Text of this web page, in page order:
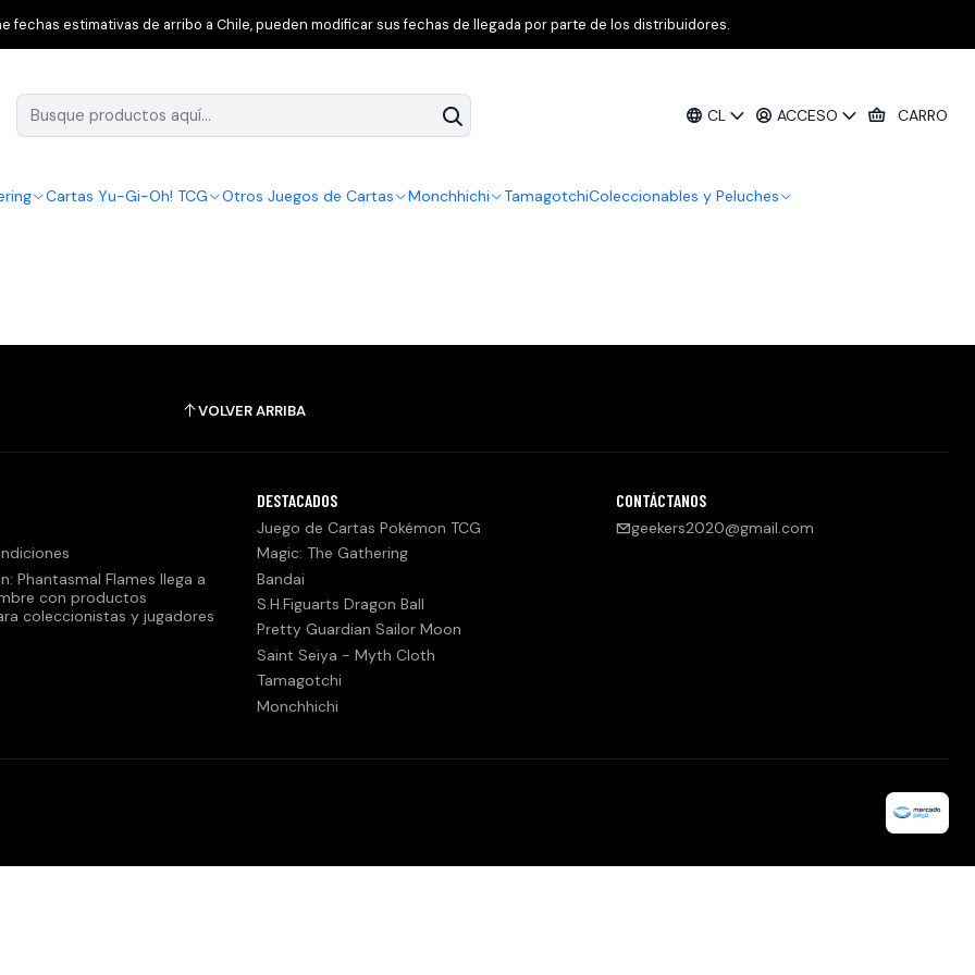
CL ACCESO CARRO
Cartas Yu-Gi-Oh! TCG Otros Juegos de Cartas Monchhichi TamagotchiColeccionables y Peluches
fechas estimativas de arribo a Chile, pueden modificar sus fechas de llegada por parte de los distribuidores.
Inicio CIBER
Filtros
VOLVER ARRIBA
Phantasmal Flames llega a
con productos
coleccionistas y jugadores
DESTACADOS
Juego de Cartas Pokémon TCG
Magic: The Gathering
Bandai
S.H.Figuarts Dragon Ball
Pretty Guardian Sailor Moon
Saint Seiya - Myth Cloth
Tamagotchi
Monchhichi
CONTÁCTANOS
geekers2020@gmail.com